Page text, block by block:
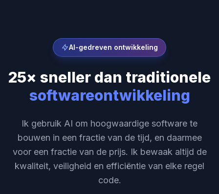
AI-gedreven ontwikkeling
25× sneller dan traditionele
softwareontwikkeling
Ik gebruik AI om hoogwaardige software te
bouwen in een fractie van de tijd, en daarmee
voor een fractie van de prijs. Ik bewaak altijd de
kwaliteit, veiligheid en efficiëntie van elke regel
code.